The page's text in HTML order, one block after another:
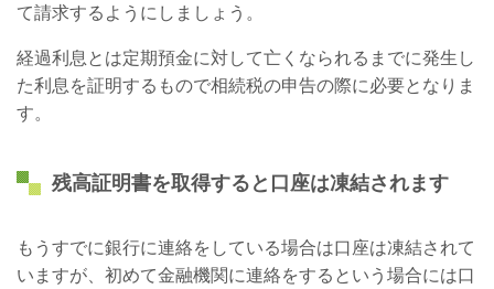
て請求するようにしましょう。
経過利息とは定期預金に対して亡くなられるまでに発生し
た利息を証明するもので相続税の申告の際に必要となりま
す。
残高証明書を取得すると口座は凍結されます
もうすでに銀行に連絡をしている場合は口座は凍結されて
いますが、初めて金融機関に連絡をするという場合には口